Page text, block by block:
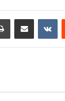
مشاركة عبر البريد